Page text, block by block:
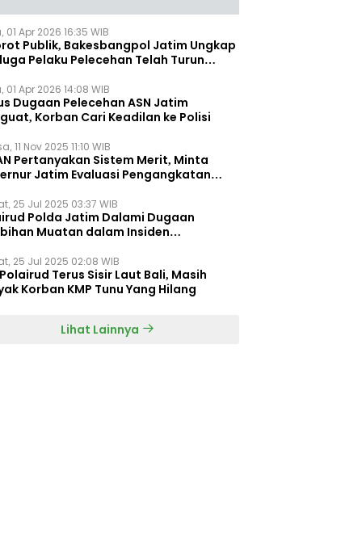
01 Apr 2026 16:35 WIB
Publik, Bakesbangpol Jatim Ungkap
Pelaku Pelecehan Telah Turun
01 Apr 2026 14:08 WIB
Dugaan Pelecehan ASN Jatim
Korban Cari Keadilan ke Polisi
11 Nov 2025 11:10 WIB
Pertanyakan Sistem Merit, Minta
Jatim Evaluasi Pengangkatan
25 Jul 2025 03:37 WIB
Polda Jatim Dalami Dugaan
Muatan dalam Insiden
25 Jul 2025 02:08 WIB
Terus Sisir Laut Bali, Masih
Korban KMP Tunu Yang Hilang
Lihat Lainnya